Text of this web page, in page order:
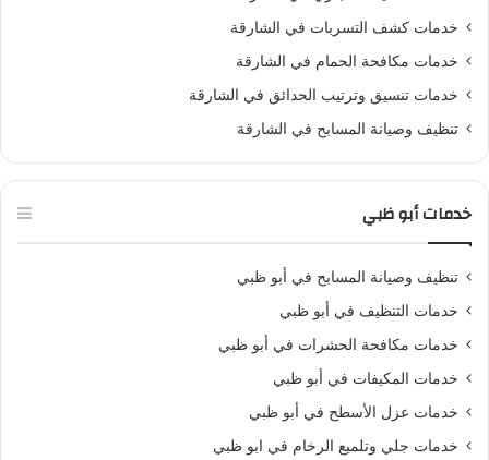
خدمات كشف التسربات في الشارقة
خدمات مكافحة الحمام في الشارقة
خدمات تنسيق وترتيب الحدائق في الشارقة
تنظيف وصيانة المسابح في الشارقة
خدمات أبو ظبي
تنظيف وصيانة المسابح في أبو ظبي
خدمات التنظيف في أبو ظبي
خدمات مكافحة الحشرات في أبو ظبي
خدمات المكيفات في أبو ظبي
خدمات عزل الأسطح في أبو ظبي
خدمات جلي وتلميع الرخام في ابو ظبي